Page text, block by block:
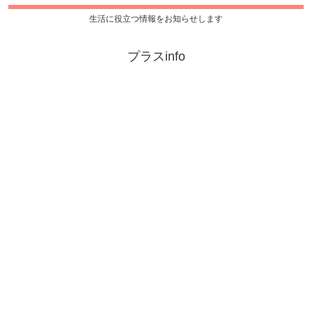
生活に役立つ情報をお知らせします
プラスinfo